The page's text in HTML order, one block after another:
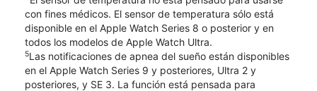
con fines médicos. El sensor de temperatura sólo está
disponible en el Apple Watch Series 8 o posterior y en
todos los modelos de Apple Watch Ultra.
5Las notificaciones de apnea del sueño están disponibles
en el Apple Watch Series 9 y posteriores, Ultra 2 y
posteriores, y SE 3. La función está pensada para